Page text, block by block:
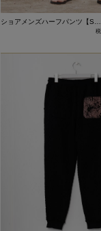
ショアメンズハーフパンツ【S…